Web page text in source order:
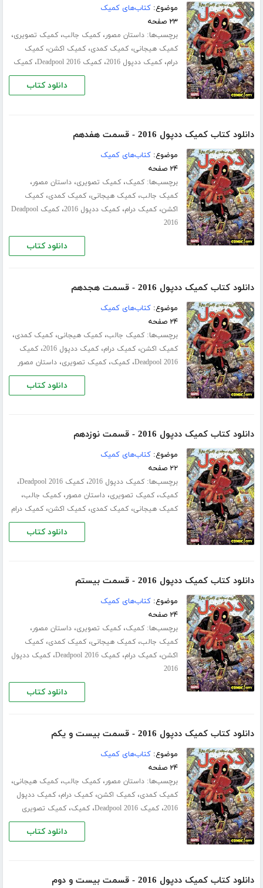
موضوع:کتاب‌های کمیک
۲۳ صفحه
برچسب‌ها:داستان مصور،کمیک جالب،کمیک تصویری،
کمیک هیجانی،کمیک کمدی،کمیک اکشن،کمیک
درام،کمیک ددپول 2016 ،کمیک Deadpool 2016 ،کمیک
دانلود کتاب
دانلود کتاب کمیک ددپول 2016 - قسمت هفدهم
موضوع:کتاب‌های کمیک
۲۴ صفحه
برچسب‌ها:کمیک،کمیک تصویری،داستان مصور،
کمیک جالب،کمیک هیجانی،کمیک کمدی،کمیک
اکشن،کمیک درام،کمیک ددپول 2016 ،
کمیک Deadpool
2016
دانلود کتاب
دانلود کتاب کمیک ددپول 2016 - قسمت هجدهم
موضوع:کتاب‌های کمیک
۲۴ صفحه
برچسب‌ها:کمیک جالب،کمیک هیجانی،کمیک کمدی،
کمیک اکشن،کمیک درام،کمیک ددپول 2016 ،کمیک
Deadpool 2016،کمیک،کمیک تصویری،داستان مصور
دانلود کتاب
دانلود کتاب کمیک ددپول 2016 - قسمت نوزدهم
موضوع:کتاب‌های کمیک
۲۲ صفحه
برچسب‌ها:کمیک ددپول 2016 ،کمیک Deadpool 2016 ،
کمیک،کمیک تصویری،داستان مصور،کمیک جالب،
کمیک هیجانی،کمیک کمدی،کمیک اکشن،کمیک درام
دانلود کتاب
دانلود کتاب کمیک ددپول 2016 - قسمت بیستم
موضوع:کتاب‌های کمیک
۲۴ صفحه
برچسب‌ها:کمیک،کمیک تصویری،داستان مصور،
کمیک جالب،کمیک هیجانی،کمیک کمدی،کمیک
اکشن،کمیک درام،کمیک Deadpool 2016 ،کمیک ددپول
2016
دانلود کتاب
دانلود کتاب کمیک ددپول 2016 - قسمت بیست و یکم
موضوع:کتاب‌های کمیک
۲۴ صفحه
برچسب‌ها:داستان مصور،کمیک جالب،کمیک هیجانی،
کمیک کمدی،کمیک اکشن،کمیک درام،کمیک ددپول
2016،کمیک Deadpool 2016 ،کمیک،کمیک تصویری
دانلود کتاب
دانلود کتاب کمیک ددپول 2016 - قسمت بیست و دوم